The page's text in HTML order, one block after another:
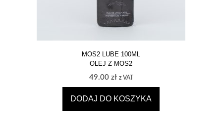
MOS2 LUBE 100ML
OLEJ Z MOS2
49.00 zł z VAT
DODAJ DO KOSZYKA